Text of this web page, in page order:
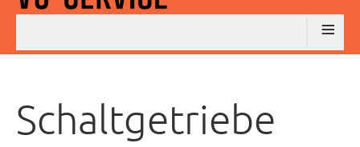
≡
Schaltgetriebe